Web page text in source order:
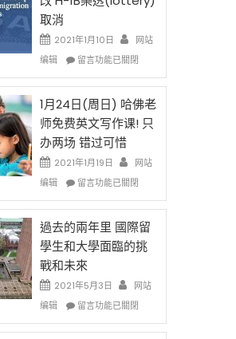
現
開
始
對
OPT
開
刀〉
中
讓
說
話
請
H-
1B
簽
證
高
薪
者
先
得〉
中
取消
2021年1月10日
网站
编辑
在
任
在
即
移
民
政
策
改
H-
1B
樂
透
(lottery)
取
消〉
中
留言功能已關閉
1月24日(周日) 哈佛老
师免费英文写作课! 只
办两场 错过可惜
2021年1月19日
网站
编辑
在
月
24
日
(周
日)
哈
佛
师
留言功能已關閉
過去的兩年里 國際留
學生和大學面臨的挑
戰和未來
2021年5月3日
网站
编辑
在
去
留言功能已關閉